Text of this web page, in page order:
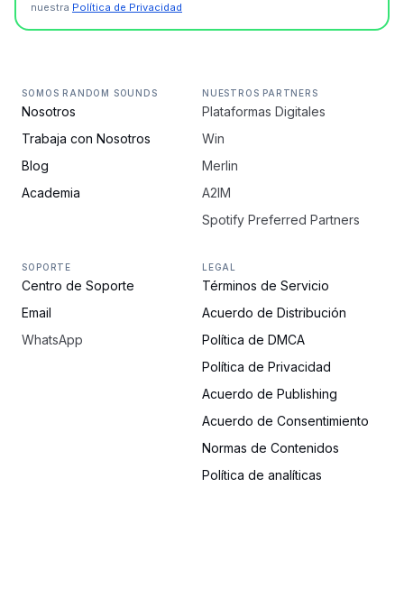
nuestra Política de Privacidad
SOMOS RANDOM SOUNDS
Nosotros
Trabaja con Nosotros
Blog
Academia
NUESTROS PARTNERS
Plataformas Digitales
Win
Merlin
A2IM
Spotify Preferred Partners
SOPORTE
Centro de Soporte
Email
WhatsApp
LEGAL
Términos de Servicio
Acuerdo de Distribución
Política de DMCA
Política de Privacidad
Acuerdo de Publishing
Acuerdo de Consentimiento
Normas de Contenidos
Política de analíticas